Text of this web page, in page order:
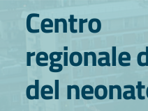
Centro
regionale
del